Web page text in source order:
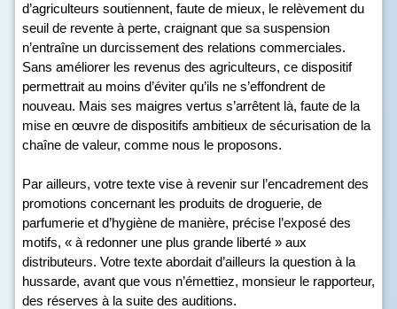
d’agriculteurs soutiennent, faute de mieux, le relèvement du
seuil de revente à perte, craignant que sa suspension
n’entraîne un durcissement des relations commerciales.
Sans améliorer les revenus des agriculteurs, ce dispositif
permettrait au moins d’éviter qu’ils ne s’effondrent de
nouveau. Mais ses maigres vertus s’arrêtent là, faute de la
mise en œuvre de dispositifs ambitieux de sécurisation de la
chaîne de valeur, comme nous le proposons.
Par ailleurs, votre texte vise à revenir sur l’encadrement des
promotions concernant les produits de droguerie, de
parfumerie et d’hygiène de manière, précise l’exposé des
motifs, « à redonner une plus grande liberté » aux
distributeurs. Votre texte abordait d’ailleurs la question à la
hussarde, avant que vous n’émettiez, monsieur le rapporteur,
des réserves à la suite des auditions.